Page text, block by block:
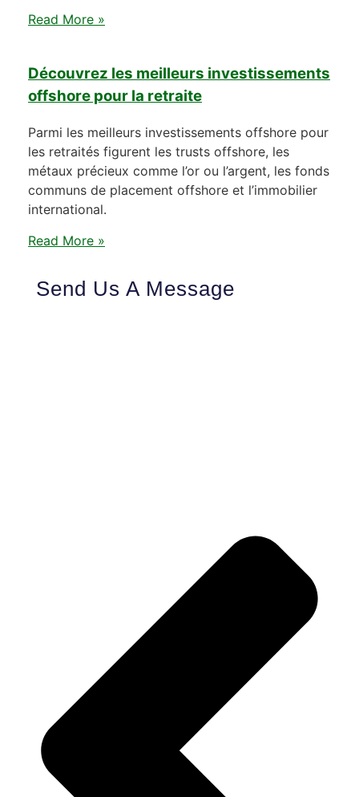
Read More »
Découvrez les meilleurs investissements
offshore pour la retraite
Parmi les meilleurs investissements offshore pour
les retraités figurent les trusts offshore, les
métaux précieux comme l’or ou l’argent, les fonds
communs de placement offshore et l’immobilier
international.
Read More »
Send Us A Message